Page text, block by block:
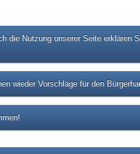
die Nutzung unserer Seite
wieder Vorschläge für den